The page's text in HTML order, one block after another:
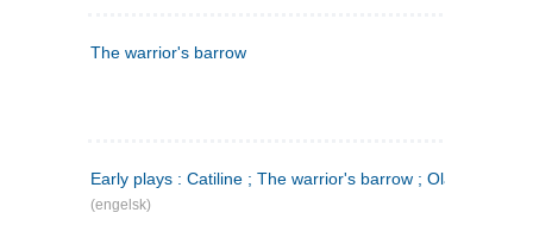
The warrior's barrow
Early plays : Catiline ; The warrior's barrow ; Olaf Liljekrans
(engelsk)